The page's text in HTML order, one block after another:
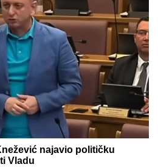
najavio političku
Vladu